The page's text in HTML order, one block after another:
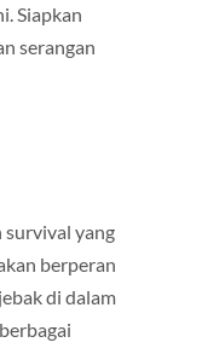
Siapkan
serangan
yang
berperan
di dalam